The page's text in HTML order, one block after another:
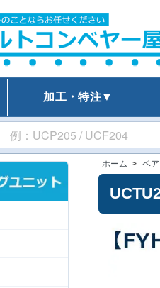
加工・特注▼
ホーム > ベ